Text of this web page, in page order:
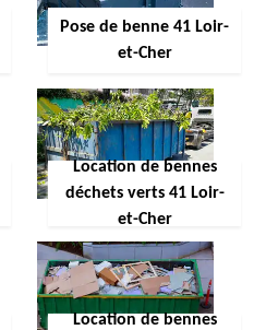
Pose de benne 41 Loir-
et-Cher
Location de bennes
déchets verts 41 Loir-
et-Cher
Location de bennes